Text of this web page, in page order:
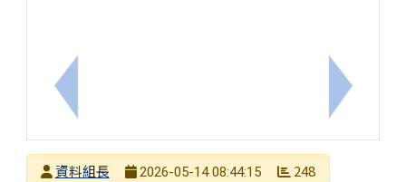
上一筆：敏惠醫專「校園參觀日暨優先免試入學輔導
下一筆：
發布者
資料組長
2026-05-14 08:44:15 248